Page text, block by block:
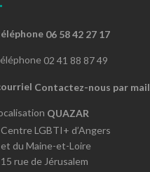
06 58 42 27 17
02 41 88 87 49
Contactez-nous par mail
QUAZAR
Centre LGBTI+ d’Angers
et du Maine-et-Loire
15 rue de Jérusalem